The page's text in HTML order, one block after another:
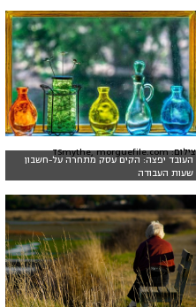
העובד יפצה: הקים עסק מתחרה על-חשבון
שעות העבודה
צילום: TSmythe, morguefile.com